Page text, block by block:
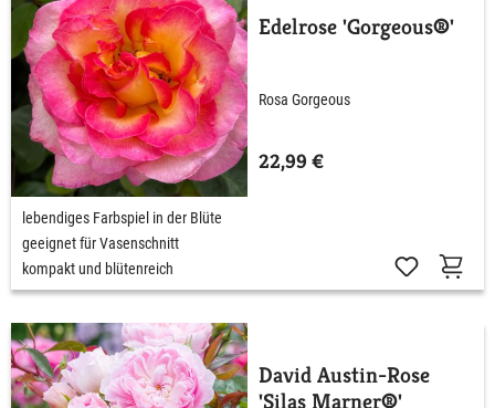
Edelrose 'Gorgeous®'
Rosa Gorgeous
22,99 €
lebendiges Farbspiel in der Blüte
geeignet für Vasenschnitt
kompakt und blütenreich
David Austin-Rose
'Silas Marner®'